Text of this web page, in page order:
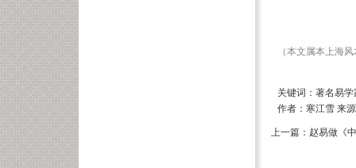
（本文属本上海风
关键词：著名易
作者：寒江雪 来
上一篇： 赵易做《